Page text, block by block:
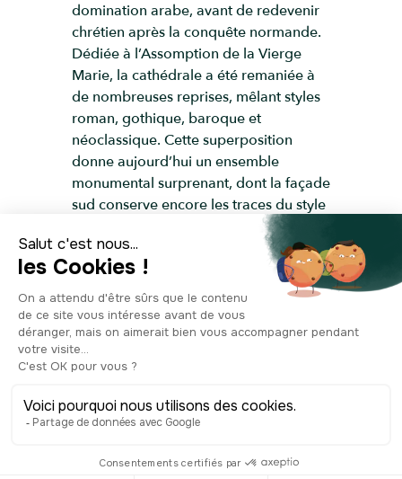
domination arabe, avant de redevenir
chrétien après la conquête normande.
Dédiée à l’Assomption de la Vierge
Marie, la cathédrale a été remaniée à
de nombreuses reprises, mêlant styles
roman, gothique, baroque et
néoclassique. Cette superposition
donne aujourd’hui un ensemble
monumental surprenant, dont la façade
sud conserve encore les traces du style
arabo-normand, inscrit par l’UNESCO
au patrimoine mondial en 2015.
L’intérieur est tout aussi fascinant : on y
trouve le tombeau du roi Roger II,
fondateur du royaume de Sicile, mais
aussi celui de l’empereur Frédéric II,
figure majeure de l’histoire
européenne. La crypte, avec ses
sarcophages antiques et médiévaux,
ajoute encore à la dimension historique
sainte patronne de Palerme, abrite ses